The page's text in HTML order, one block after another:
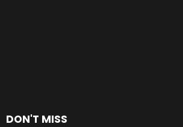
DON'T MISS